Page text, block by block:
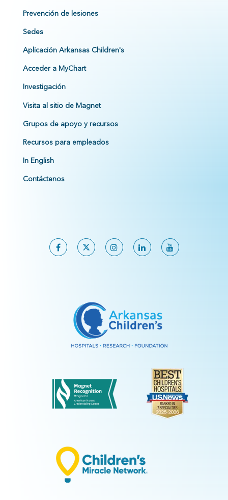
Prevención de lesiones
Sedes
Aplicación Arkansas Children's
Acceder a MyChart
Investigación
Visita al sitio de Magnet
Grupos de apoyo y recursos
Recursos para empleados
In English
Contáctenos